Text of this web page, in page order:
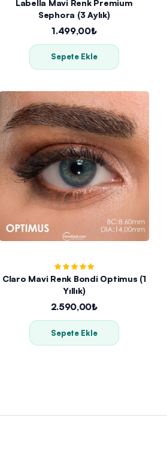
Labella Mavi Renk Premium
Sephora (3 Aylık)
1.499,00₺
Sepete Ekle
Claro Mavi Renk Bondi Optimus (1
Yıllık)
2.590,00₺
Sepete Ekle